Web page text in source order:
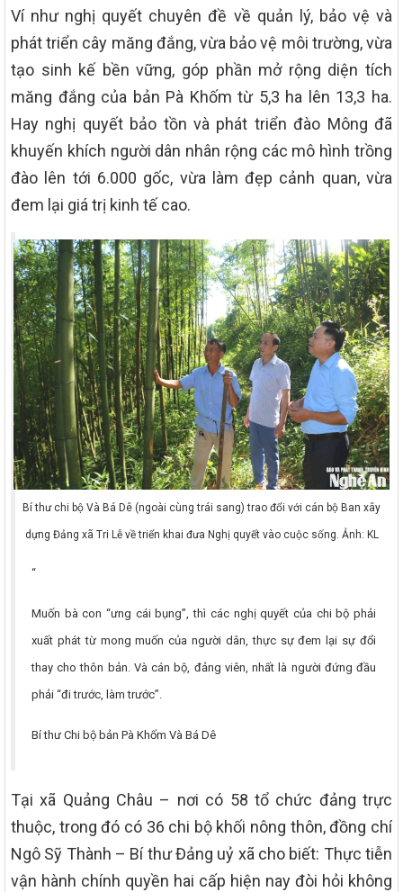
Ví như nghị quyết chuyên đề về quản lý, bảo vệ và
phát triển cây măng đắng, vừa bảo vệ môi trường, vừa
tạo sinh kế bền vững, góp phần mở rộng diện tích
măng đắng của bản Pà Khốm từ 5,3 ha lên 13,3 ha.
Hay nghị quyết bảo tồn và phát triển đào Mông đã
khuyến khích người dân nhân rộng các mô hình trồng
đào lên tới 6.000 gốc, vừa làm đẹp cảnh quan, vừa
đem lại giá trị kinh tế cao.
Bí thư chi bộ Và Bá Dê (ngoài cùng trái sang) trao đổi với cán bộ Ban xây
dựng Đảng xã Tri Lễ về triển khai đưa Nghị quyết vào cuộc sống. Ảnh: KL
“
Muốn bà con “ưng cái bụng”, thì các nghị quyết của chi bộ phải
xuất phát từ mong muốn của người dân, thực sự đem lại sự đổi
thay cho thôn bản. Và cán bộ, đảng viên, nhất là người đứng đầu
phải “đi trước, làm trước”.
Bí thư Chi bộ bản Pà Khốm Và Bá Dê
Tại xã Quảng Châu – nơi có 58 tổ chức đảng trực
thuộc, trong đó có 36 chi bộ khối nông thôn, đồng chí
Ngô Sỹ Thành – Bí thư Đảng uỷ xã cho biết: Thực tiễn
vận hành chính quyền hai cấp hiện nay đòi hỏi không